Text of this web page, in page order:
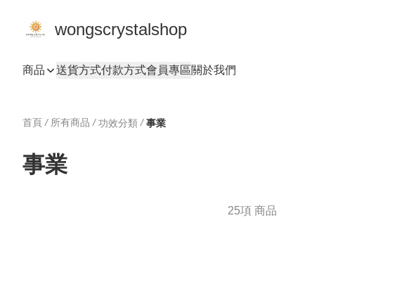
wongscrystalshop
商品 送貨方式付款方式會員專區關於我們
首頁 / 所有商品 / 功效分類 / 事業
事業
25項 商品